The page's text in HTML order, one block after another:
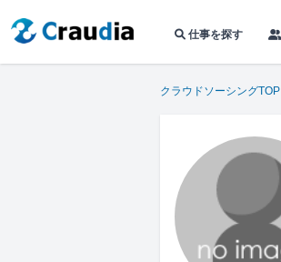
仕事を探す
クラウドソーシングTOP